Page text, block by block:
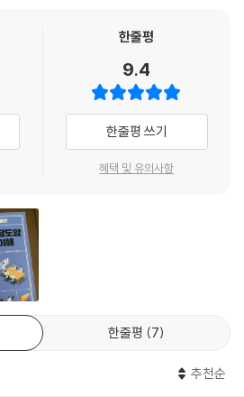
순위 8위인 췌장암에 이어 9위를 차지하
에서 발병한다. 고령이 담도암의 가장 큰 요
가 지속됨에 따라 담도암의 발생률이 점차
암과 마찬가지로 발생률은 높지 않지만 치료
좋지 않다. 20여 년이 넘도록 5년 생존율이
간암이라 한다. 하지만 간에는 여러 종류의
포에서 암이 발생하는가에 따라 각각 다른
가 말하는 간암은 정확하게 얘기하면 간
포암 외에도 ‘간내 담도세포암’, ‘간 신경내
종’ 등 다양한 간암이 있다. 간은 다른 암들이
이면에 도사리고 있는 일들을 유추해보고,
항암치료 효과는 놀랍도록 향상되었다. 이는
료와 결합한 형태로 이어졌고 계속해서 좋
을 진단받은 어느 50세 환자는 항암치료 후
진행하여 5년간 건강히 지내고 있다. 그
적이 일어나는 것은 아니다. 치료 도중 의료
미 암이 광범위하게 진행된 경우 손을 쓰지
것은 병이 진행되어 여러 합병증이 생겼을
하고, 비록 몇 개월 남지 않은 삶이라도 환자
수 있도록 고민하고 또 고민하는 그 과정에
한 담도암,
한줄평
9.4
한줄평 쓰기
혜택 및 유의사항
한줄평 7
추천순